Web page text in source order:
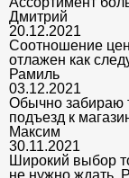
Дмитрий
20.12.2021
Соотношение
отлажен как
Рамиль
03.12.2021
Обычно забираю
подъезд к
Максим
30.11.2021
Широкий выбор
не нужно ждать.